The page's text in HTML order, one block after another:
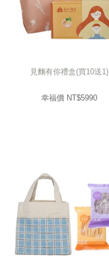
見麵有你禮盒(買10送1)
幸福價 NT$5990